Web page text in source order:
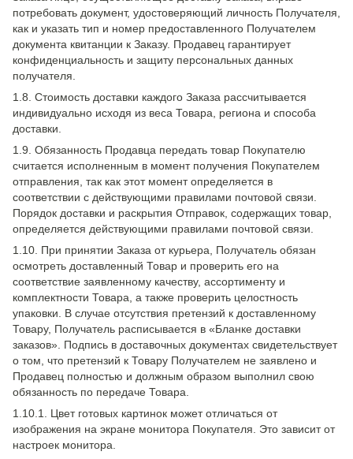
потребовать документ, удостоверяющий личность Получателя,
как и указать тип и номер предоставленного Получателем
документа квитанции к Заказу. Продавец гарантирует
конфиденциальность и защиту персональных данных
получателя.
1.8. Стоимость доставки каждого Заказа рассчитывается
индивидуально исходя из веса Товара, региона и способа
доставки.
1.9. Обязанность Продавца передать товар Покупателю
считается исполненным в момент получения Покупателем
отправления, так как этот момент определяется в
соответствии с действующими правилами почтовой связи.
Порядок доставки и раскрытия Отправок, содержащих товар,
определяется действующими правилами почтовой связи.
1.10. При принятии Заказа от курьера, Получатель обязан
осмотреть доставленный Товар и проверить его на
соответствие заявленному качеству, ассортименту и
комплектности Товара, а также проверить целостность
упаковки. В случае отсутствия претензий к доставленному
Товару, Получатель расписывается в «Бланке доставки
заказов». Подпись в доставочных документах свидетельствует
о том, что претензий к Товару Получателем не заявлено и
Продавец полностью и должным образом выполнил свою
обязанность по передаче Товара.
1.10.1. Цвет готовых картинок может отличаться от
изображения на экране монитора Покупателя. Это зависит от
настроек монитора.